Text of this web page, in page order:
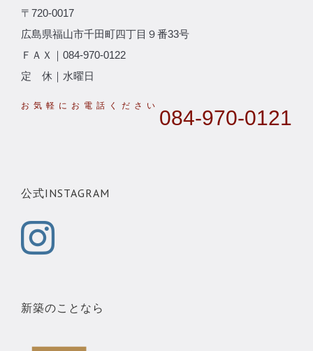
〒720-0017
広島県福山市千田町四丁目９番33号
ＦＡＸ｜084-970-0122
定 休｜水曜日
084-970-0121
公式INSTAGRAM
新築のことなら